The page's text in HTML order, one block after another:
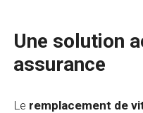
Une solution
assurance
Le remplacement de